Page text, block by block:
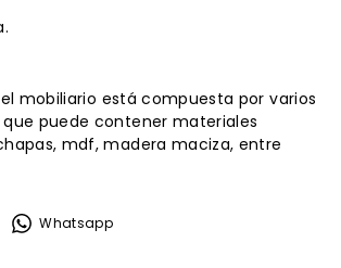
mobiliario está compuesta por varios
puede contener materiales
mdf, madera maciza, entre
Whatsapp